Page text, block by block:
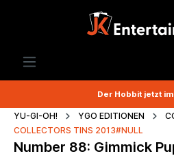
Der Hobbit jetzt
YU-GI-OH! YGO EDITIONEN
COLLECTORS TINS 2013#NULL
Number 88: Gimmick